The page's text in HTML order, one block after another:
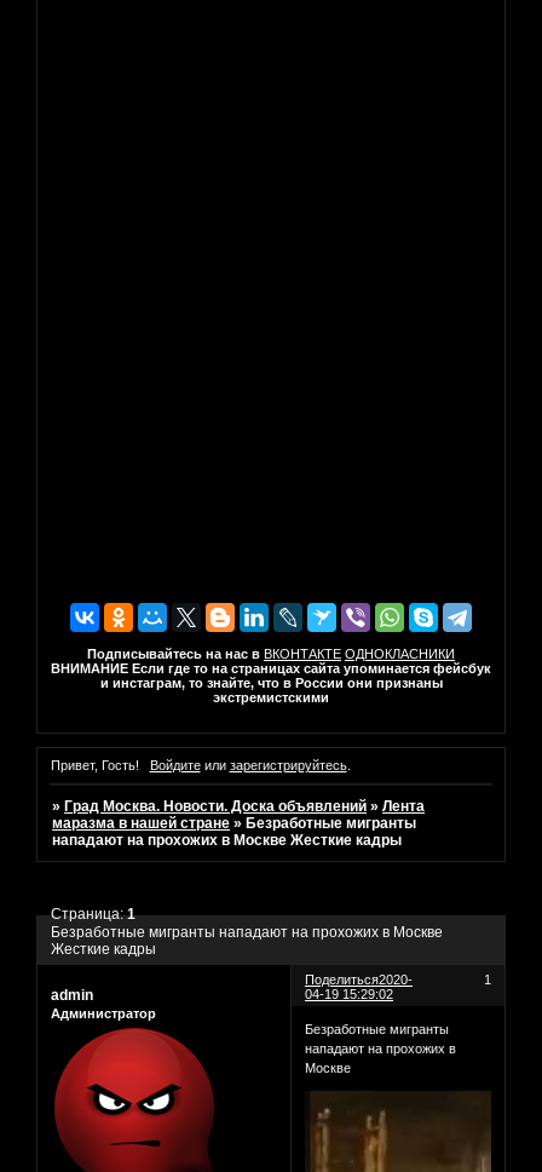
Подписывайтесь на нас в ВКОНТАКТЕ ОДНОКЛАСНИКИ
ВНИМАНИЕ Если где то на страницах сайта упоминается фейсбук
и инстаграм, то знайте, что в России они признаны
экстремистскими
Привет, Гость! Войдитеили зарегистрируйтесь.
» Град Москва. Новости. Доска объявлений »Лента
маразма в нашей стране » Безработные мигранты
нападают на прохожих в Москве Жесткие кадры
Безработные мигранты нападают на прохожих в Москве
Жесткие кадры
Страница:1
Поделиться 1
2020-
04-19 15:29:02
admin
Администратор
Безработные мигранты
нападают на прохожих в
Москве